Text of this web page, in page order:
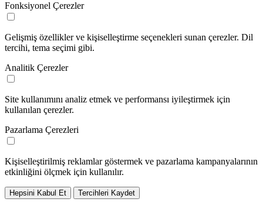
Fonksiyonel Çerezler
Gelişmiş özellikler ve kişiselleştirme seçenekleri sunan çerezler. Dil
tercihi, tema seçimi gibi.
Analitik Çerezler
Site kullanımını analiz etmek ve performansı iyileştirmek için
kullanılan çerezler.
Pazarlama Çerezleri
Kişiselleştirilmiş reklamlar göstermek ve pazarlama kampanyalarının
etkinliğini ölçmek için kullanılır.
Hepsini Kabul Et Tercihleri Kaydet